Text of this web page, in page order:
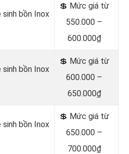
sinh bồn Inox
💲 Mức giá từ
550.000 –
600.000₫
sinh bồn Inox
💲 Mức giá từ
600.000 –
650.000₫
sinh bồn Inox
💲 Mức giá từ
650.000 –
700.000₫